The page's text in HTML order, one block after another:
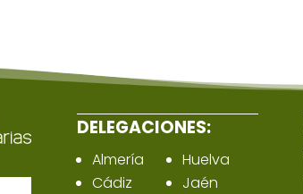
DELEGACIONES:
Almería
Cádiz
Huelva
Jaén